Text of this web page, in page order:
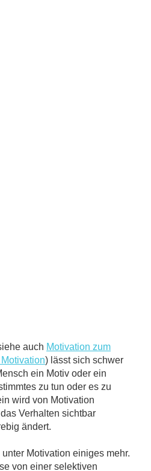
auch Motivation zum
) lässt sich schwer
ein Motiv oder ein
zu tun oder es zu
wird von Motivation
Verhalten sichtbar
ändert.
Motivation einiges mehr.
von einer selektiven